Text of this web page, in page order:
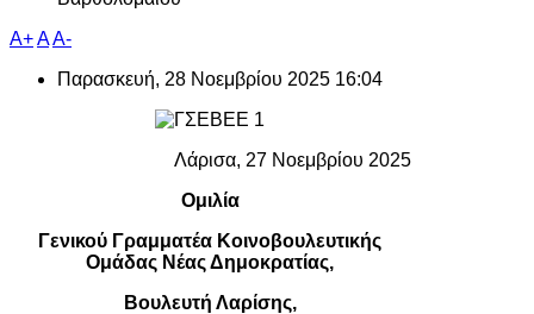
A+AA-
Παρασκευή, 28 Νοεμβρίου 2025 16:04
Λάρισα, 27 Νοεμβρίου 2025
Ομιλία
Γενικού Γραμματέα Κοινοβουλευτικής
Ομάδας Νέας Δημοκρατίας,
Βουλευτή Λαρίσης,